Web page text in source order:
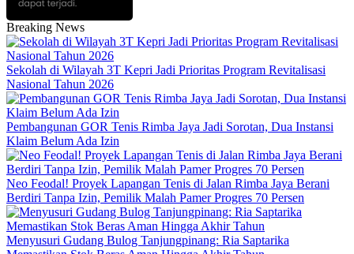
Breaking News
Sekolah di Wilayah 3T Kepri Jadi Prioritas Program Revitalisasi
Nasional Tahun 2026
Pembangunan GOR Tenis Rimba Jaya Jadi Sorotan, Dua Instansi
Klaim Belum Ada Izin
Neo Feodal! Proyek Lapangan Tenis di Jalan Rimba Jaya Berani
Berdiri Tanpa Izin, Pemilik Malah Pamer Progres 70 Persen
Menyusuri Gudang Bulog Tanjungpinang: Ria Saptarika